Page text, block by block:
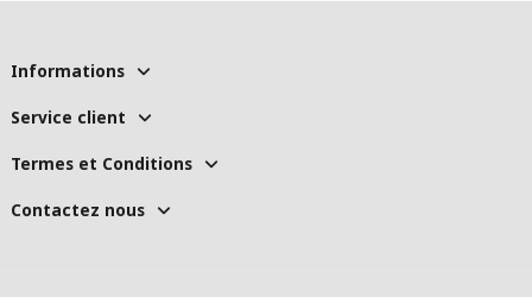
Informations
Service client
Termes et Conditions
Contactez nous